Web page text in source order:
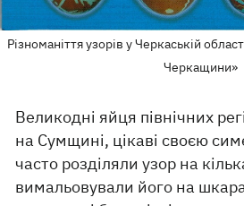
Різноманіття узорів у Черкаській
Черкащини»
Великодні яйця північних
на Сумщині, цікаві своєю
часто розділяли узор на
вимальовували його на